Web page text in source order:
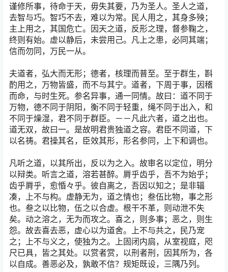
谨修所事，待命于天，毋失其要，乃为圣人。圣人之道，
去智与巧。智巧不去，难以为常。民人用之，其身多殃；
主上用之，其国危亡。因天之道，反形之理，督参鞠之，
终则有始。虚以静后，未尝用己。凡上之患，必同其端；
信而勿同，万民一从。
夫道者，弘大而无形；德者，核理而普至。至于群生，斟
酌用之，万物皆盛，而不与其宁。道者，下周于事，因稽
而命，与时生死。参名异事，通一同情。故曰：道不同于
万物，德不同于阴阳，衡不同于轻重，绳不同于出入，和
不同于燥湿，君不同于群臣。－－凡此六者，道之出也。
道无双，故曰一。是故明君贵独道之容。君臣不同道，下
以名祷。君操其名，臣效其形，形名参同，上下和调也。
凡听之道，以其所出，反以为之入。故审名以定位，明分
以辩类。听言之道，溶若甚醉。脣乎齿乎，吾不为始乎；
齿乎脣乎，愈惛々乎。彼自离之，吾因以知之；是非辐
凑，上不与构。虚静无为，道之情也；叁伍比物，事之形
也。叁之以比物，伍之以合虚。根干不革，则动泄不失
矣。动之溶之，无为而攻之。喜之，则多事；恶之，则生
怨。故去喜去恶，虚心以为道舍。上不与共之，民乃宠
之；上不与义之，使独为之。上固闭内扃，从室视庭，咫
尺已具，皆之其处。以赏者赏，以刑者刑，因其所为，各
以自成。善恶必及，孰敢不信？规矩既设，三隅乃列。